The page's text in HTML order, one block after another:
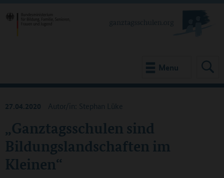
Menu
„Ganztagsschulen sind
Bildungslandschaften im
Kleinen“
27.04.2020 Autor/in: Stephan Lüke